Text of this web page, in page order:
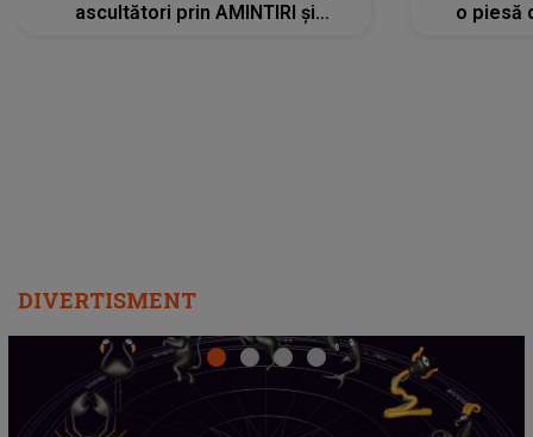
ascultători prin AMINTIRI și
o piesă
DIVERTISMENT